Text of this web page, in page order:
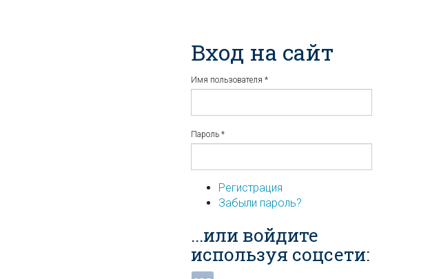
Вход на сайт
Имя пользователя *
Пароль *
Регистрация
Забыли пароль?
...или войдите
используя соцсети: